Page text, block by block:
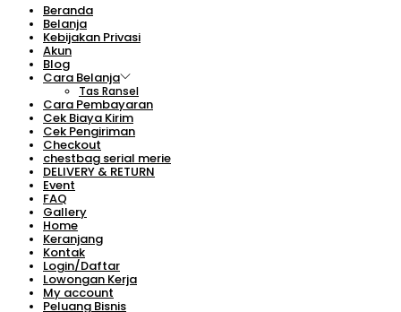
Beranda
Belanja
Kebijakan Privasi
Akun
Blog
Cara Belanja
Tas Ransel
Cara Pembayaran
Cek Biaya Kirim
Cek Pengiriman
Checkout
chestbag serial merie
DELIVERY & RETURN
Event
FAQ
Gallery
Home
Keranjang
Kontak
Login/Daftar
Lowongan Kerja
My account
Peluang Bisnis